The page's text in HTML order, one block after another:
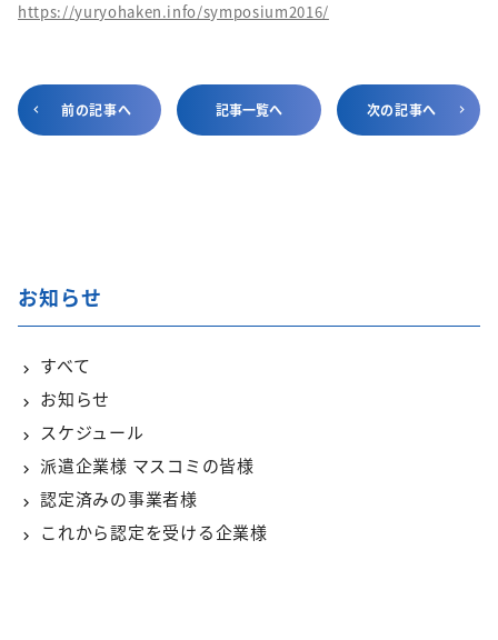
https://yuryohaken.info/symposium2016/
前の記事へ 記事一覧へ 次の記事へ
お知らせ
すべて
お知らせ
スケジュール
派遣企業様 マスコミの皆様
認定済みの事業者様
これから認定を受ける企業様